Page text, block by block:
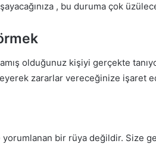
, bu duruma çok
olduğunuz kişiyi gerçekte
zararlar vereceğinize işaret
bir rüya değildir. Size